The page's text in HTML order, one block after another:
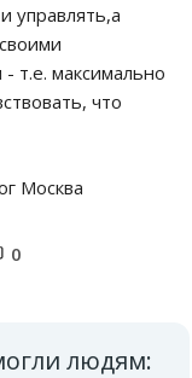
управлять,а
т.е. максимально
что
Москва
0
людям: